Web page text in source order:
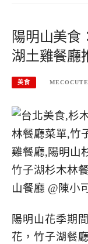
陽明山美食
湖土雞餐廳
美食 MECOCUTE
陽明山花季期
花，竹子湖餐